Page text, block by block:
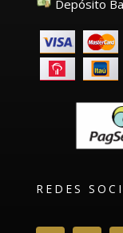
Depósito
REDES